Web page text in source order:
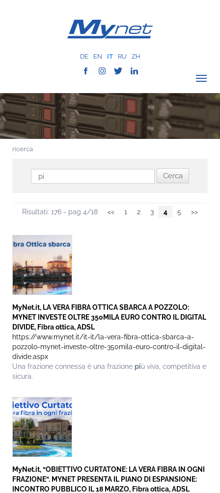
DE EN IT RU ZH
VERIFICA COPERTURA
AZIENDA
RETE
SERVIZI
MYNET
CASE HISTORY
ricerca
Risultati: 176 - pag 4/18 << 1 2 3 4 5 >>
MyNet.it, LA VERA FIBRA OTTICA SBARCA A POZZOLO:
MYNET INVESTE OLTRE 350MILA EURO CONTRO IL DIGITAL
DIVIDE, Fibra ottica, ADSL
https://www.mynet.it/it-it/la-vera-fibra-ottica-sbarca-a-
pozzolo-mynet-investe-oltre-350mila-euro-contro-il-digital-
divide.aspx
Una frazione connessa è una frazione più viva, competitiva e
sicura.
MyNet.it, “OBIETTIVO CURTATONE: LA VERA FIBRA IN OGNI
FRAZIONE”. MYNET PRESENTA IL PIANO DI ESPANSIONE:
INCONTRO PUBBLICO IL 18 MARZO, Fibra ottica, ADSL